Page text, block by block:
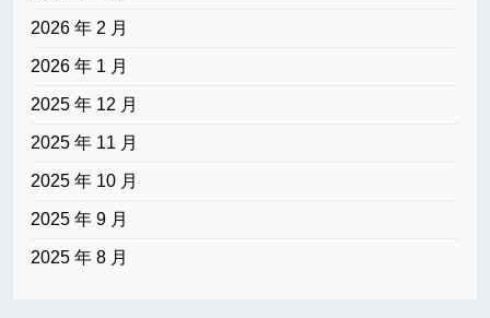
2026 年 2 月
2026 年 1 月
2025 年 12 月
2025 年 11 月
2025 年 10 月
2025 年 9 月
2025 年 8 月